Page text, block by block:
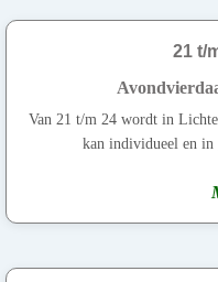
21 t/
Van 21 t/m 24 wordt in
kan individueel en in